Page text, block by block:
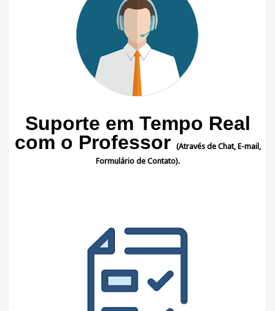
Suporte em Tempo Real
com o Professor (Através de Chat, E-mail,
Formulário de Contato).